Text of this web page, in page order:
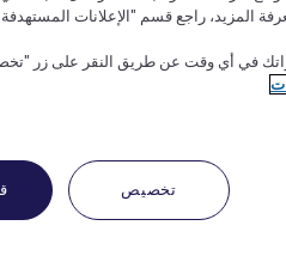
المزيد، راجع قسم "الإعلانات
في أي وقت عن طريق النقر على زر
تخصيص